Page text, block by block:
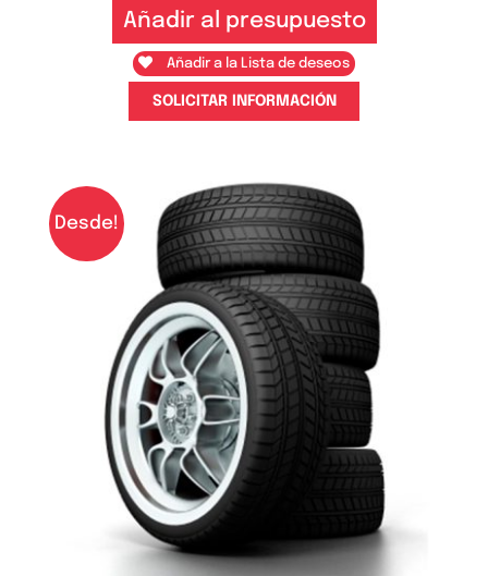
Añadir al presupuesto
Añadir a la Lista de deseos
SOLICITAR INFORMACIÓN
Desde!